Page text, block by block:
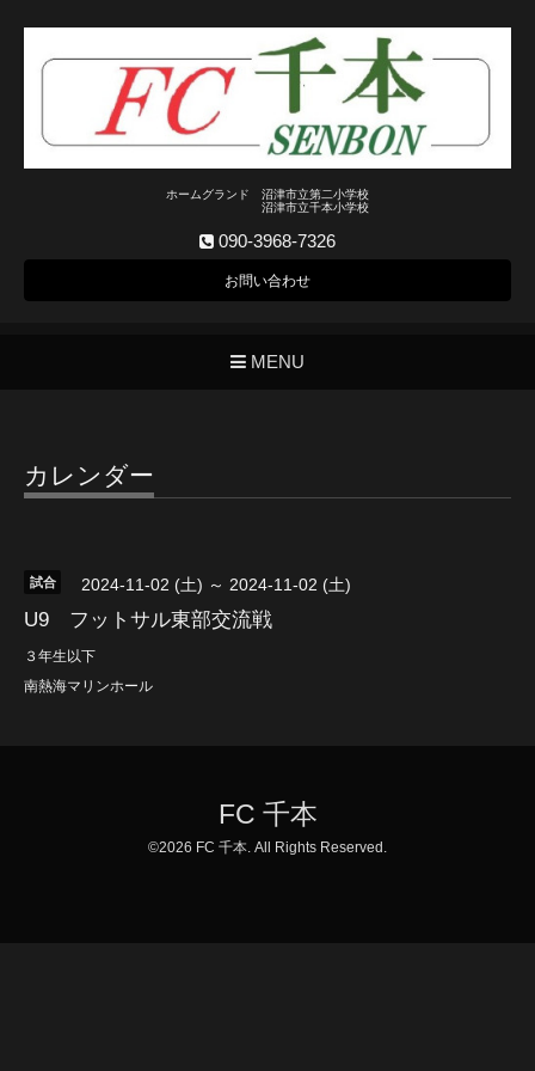
ホームグランド 沼津市立第二小学校
沼津市立千本小学校
090-3968-7326
お問い合わせ
MENU
カレンダー
試合 2024-11-02 (土) ～ 2024-11-02 (土)
U9 フットサル東部交流戦
３年生以下
南熱海マリンホール
FC 千本
©2026 FC 千本 . All Rights Reserved.